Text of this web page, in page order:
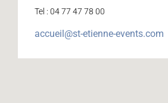
Tel : 04 77 47 78 00
accueil@st-etienne-events.com